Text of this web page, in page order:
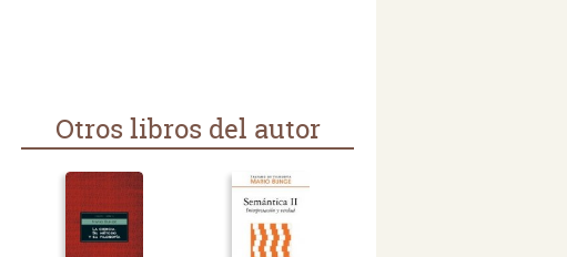
Otros libros del autor